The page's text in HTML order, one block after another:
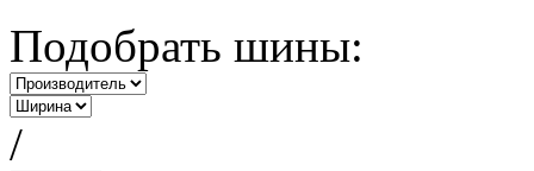
Подобрать шины:
/